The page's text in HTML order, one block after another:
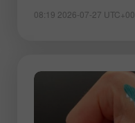
08:19 2026-07-27 UTC+00